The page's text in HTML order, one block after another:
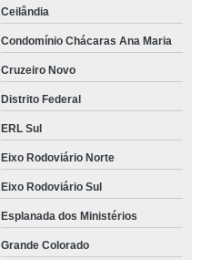
Ceilândia
Condomínio Chácaras Ana Maria
Cruzeiro Novo
Distrito Federal
ERL Sul
Eixo Rodoviário Norte
Eixo Rodoviário Sul
Esplanada dos Ministérios
Grande Colorado